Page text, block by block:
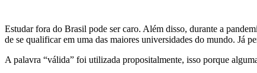
Estudar fora do Brasil pode ser caro. Além disso, durante a
de se qualificar em uma das maiores universidades do mundo. Já
A palavra “válida” foi utilizada propositalmente, isso porque